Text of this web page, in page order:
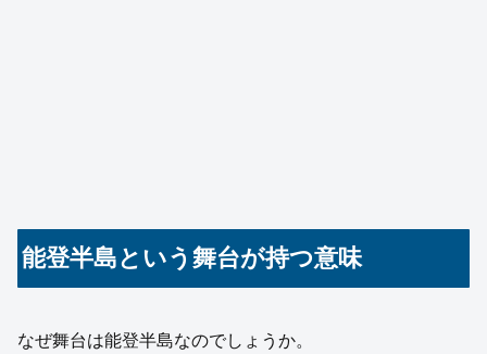
能登半島という舞台が持つ意味
なぜ舞台は能登半島なのでしょうか。